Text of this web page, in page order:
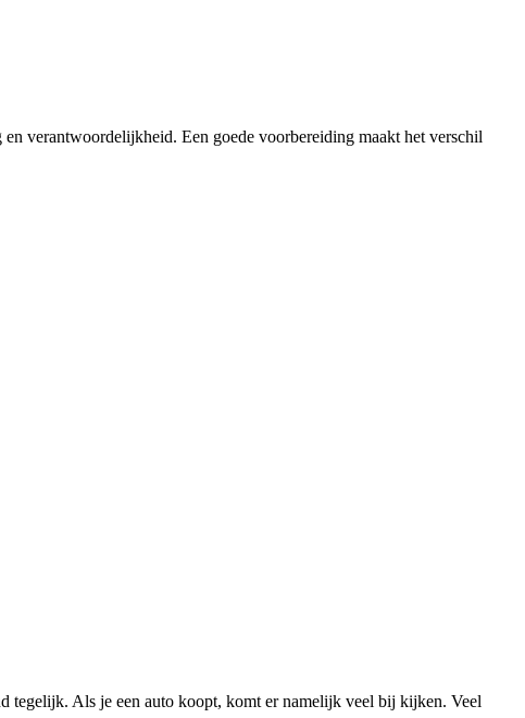
verantwoordelijkheid. Een goede voorbereiding maakt het verschil
tegelijk. Als je een auto koopt, komt er namelijk veel bij kijken. Veel